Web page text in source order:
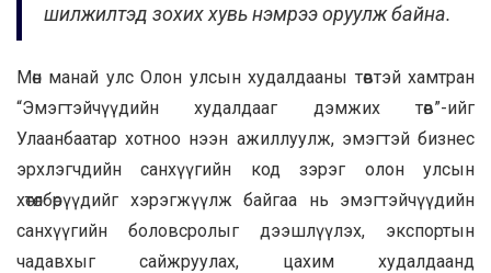
шилжилтэд зохих хувь нэмрээ оруулж байна.
Мөн манай улс Олон улсын худалдааны төвтэй хамтран
“Эмэгтэйчүүдийн худалдааг дэмжих төв”-ийг
Улаанбаатар хотноо нээн ажиллуулж, эмэгтэй бизнес
эрхлэгчдийн санхүүгийн код зэрэг олон улсын
хөтөлбөрүүдийг хэрэгжүүлж байгаа нь эмэгтэйчүүдийн
санхүүгийн боловсролыг дээшлүүлэх, экспортын
чадавхыг сайжруулах, цахим худалдаанд